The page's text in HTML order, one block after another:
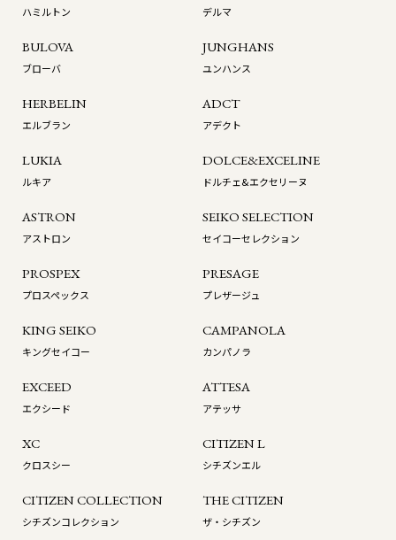
ハミルトン デルマ
BULOVA
ブローバ
JUNGHANS
ユンハンス
HERBELIN
エルブラン
ADCT
アデクト
LUKIA
ルキア
DOLCE&EXCELINE
ドルチェ&エクセリーヌ
ASTRON
アストロン
SEIKO SELECTION
セイコーセレクション
PROSPEX
プロスペックス
PRESAGE
プレザージュ
KING SEIKO
キングセイコー
CAMPANOLA
カンパノラ
EXCEED
エクシード
ATTESA
アテッサ
XC
クロスシー
CITIZEN L
シチズンエル
CITIZEN COLLECTION
シチズンコレクション
THE CITIZEN
ザ・シチズン